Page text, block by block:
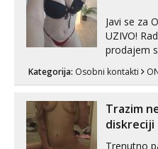
Javi se za
UZIVO! Radim videopozive, dopisivanja,
prodajem
Kategorija: Osobni kontakti
Trazim
diskreciji
Trenutno